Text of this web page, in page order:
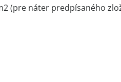
(pre náter predpísaného